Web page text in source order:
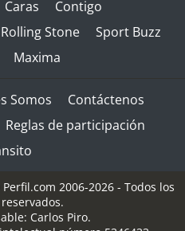
Caras
Contigo
Rolling Stone
Sport Buzz
Maxima
Somos
Contáctenos
Reglas de participación
2006-2026 - Todos los
Carlos Piro.